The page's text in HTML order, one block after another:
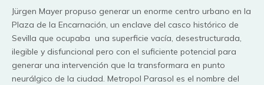
Jürgen Mayer propuso generar un enorme centro urbano en la
Plaza de la Encarnación, un enclave del casco histórico de
Sevilla que ocupaba una superficie vacía, desestructurada,
ilegible y disfuncional pero con el suficiente potencial para
generar una intervención que la transformara en punto
neurálgico de la ciudad. Metropol Parasol es el nombre del